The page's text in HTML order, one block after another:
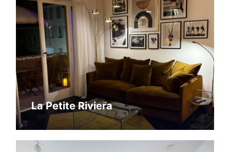
La Petite Riviera